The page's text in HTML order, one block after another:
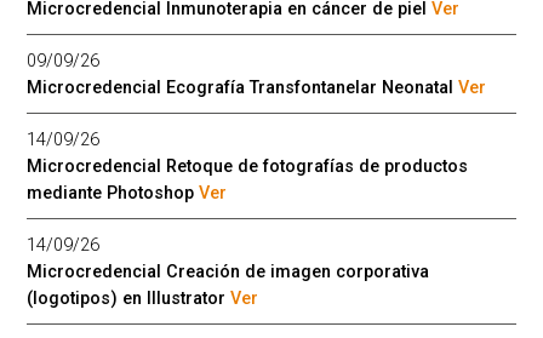
Microcredencial Inmunoterapia en cáncer de pielVer
09/09/26
Microcredencial Ecografía Transfontanelar NeonatalVer
14/09/26
Microcredencial Retoque de fotografías de productos
mediante PhotoshopVer
14/09/26
Microcredencial Creación de imagen corporativa
(logotipos) en IllustratorVer